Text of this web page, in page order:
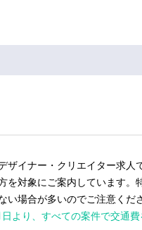
ザイナー・クリエイター求人
を対象にご案内しています。
い場合が多いのでご注意くだ
より、すべての案件で交通費